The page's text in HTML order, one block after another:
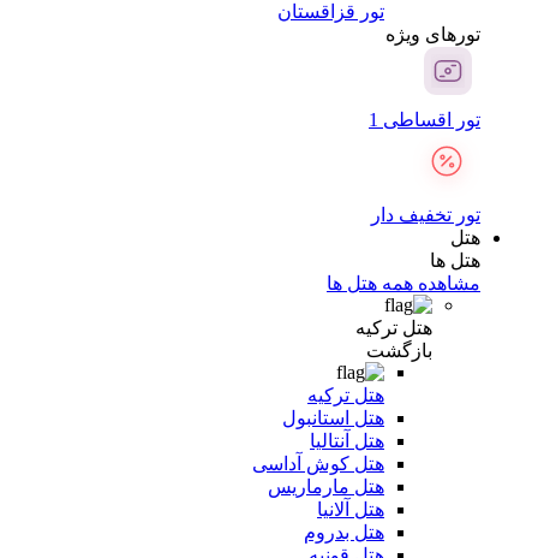
تور قزاقستان
تور‌های ویژه
تور اقساطی 1
تور تخفیف دار
هتل
هتل ها
مشاهده همه هتل ها
هتل ترکیه
بازگشت
هتل ترکیه
هتل استانبول
هتل آنتالیا
هتل کوش آداسی
هتل مارماریس
هتل آلانیا
هتل بدروم